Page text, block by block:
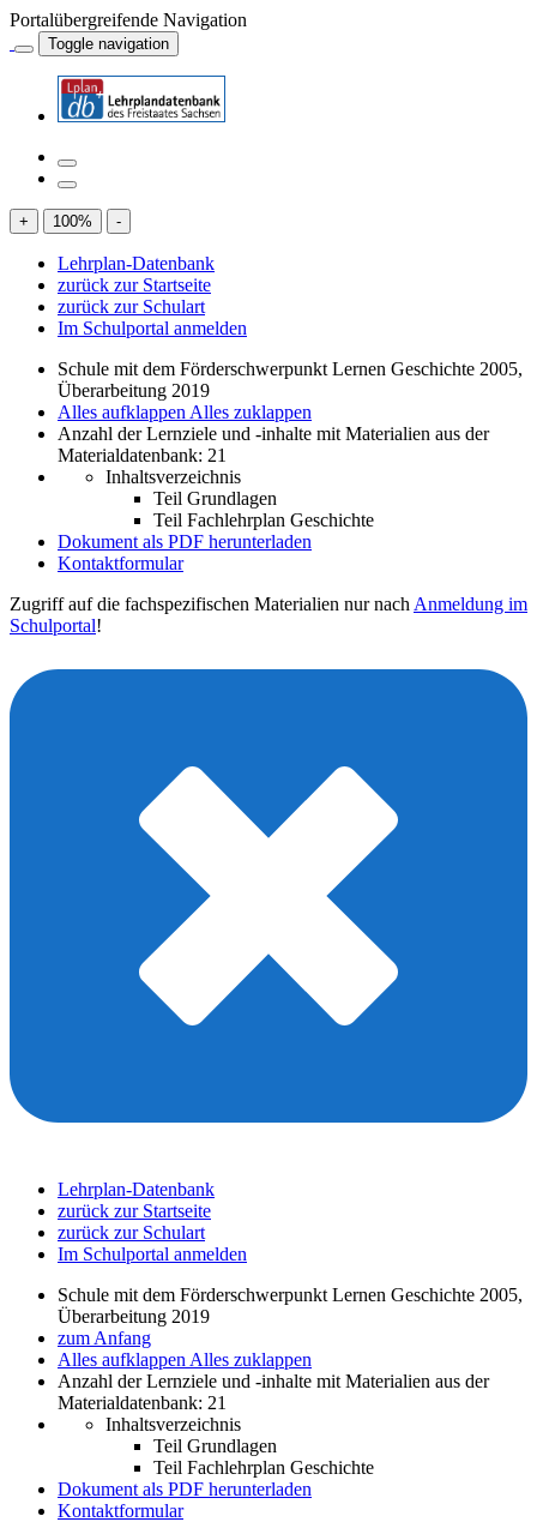
Portalübergreifende Navigation
Toggle navigation
+ 100% -
Lehrplan-Datenbank
zurück zur Startseite
zurück zur Schulart
Im Schulportal anmelden
Schule mit dem Förderschwerpunkt Lernen Geschichte 2005,
Überarbeitung 2019
Alles aufklappen Alles zuklappen
Anzahl der Lernziele und -inhalte mit Materialien aus der
Materialdatenbank: 21
Inhaltsverzeichnis
Teil Grundlagen
Teil Fachlehrplan Geschichte
Dokument als PDF herunterladen
Kontaktformular
Zugriff auf die fachspezifischen Materialien nur nach Anmeldung im
Schulportal!
Lehrplan-Datenbank
zurück zur Startseite
zurück zur Schulart
Im Schulportal anmelden
Schule mit dem Förderschwerpunkt Lernen Geschichte 2005,
Überarbeitung 2019
zum Anfang
Alles aufklappen Alles zuklappen
Anzahl der Lernziele und -inhalte mit Materialien aus der
Materialdatenbank: 21
Inhaltsverzeichnis
Teil Grundlagen
Teil Fachlehrplan Geschichte
Dokument als PDF herunterladen
Kontaktformular